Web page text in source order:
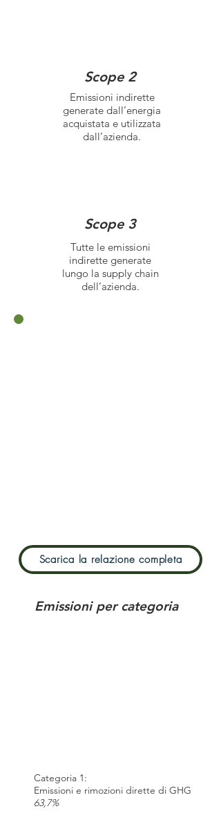
Scope 2
Emissioni indirette
generate dall’energia
acquistata e utilizzata
dall’azienda.
Scope 3
Tutte le emissioni
indirette generate
lungo la supply chain
dell’azienda.
Scarica la relazione completa
Emissioni per categoria
Categoria 1:
Emissioni e rimozioni dirette di GHG
63,7%